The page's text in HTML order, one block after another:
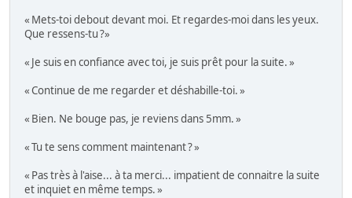
« Mets-toi debout devant moi. Et regardes-moi dans les yeux.
Que ressens-tu ?»
« Je suis en confiance avec toi, je suis prêt pour la suite. »
« Continue de me regarder et déshabille-toi. »
« Bien. Ne bouge pas, je reviens dans 5mm. »
« Tu te sens comment maintenant ? »
« Pas très à l'aise... à ta merci... impatient de connaitre la suite
et inquiet en même temps. »